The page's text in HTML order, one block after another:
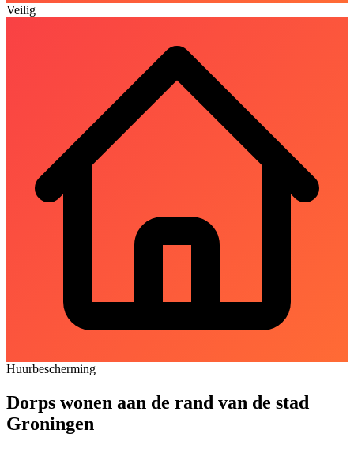
Veilig
Huurbescherming
Dorps wonen aan de rand van de stad
Groningen